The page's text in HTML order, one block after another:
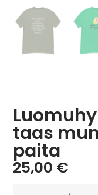
taas
paita
25,00 €